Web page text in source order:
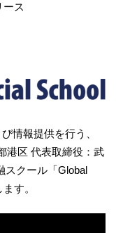
ース
情報提供を行う、
港区 代表取締役：武
スクール「Global
す。